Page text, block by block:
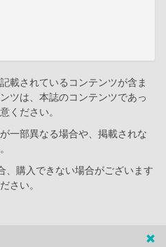
載されているコンテンツが含ま
ツは、本誌のコンテンツであっ
ください。
一部異なる場合や、掲載されな
購入できない場合がございます
さい。